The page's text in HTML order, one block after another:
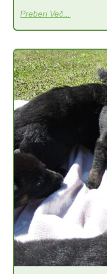
Preberi Več...